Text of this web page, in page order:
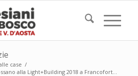
case /
alla Light+Building 2018 a Francofort...